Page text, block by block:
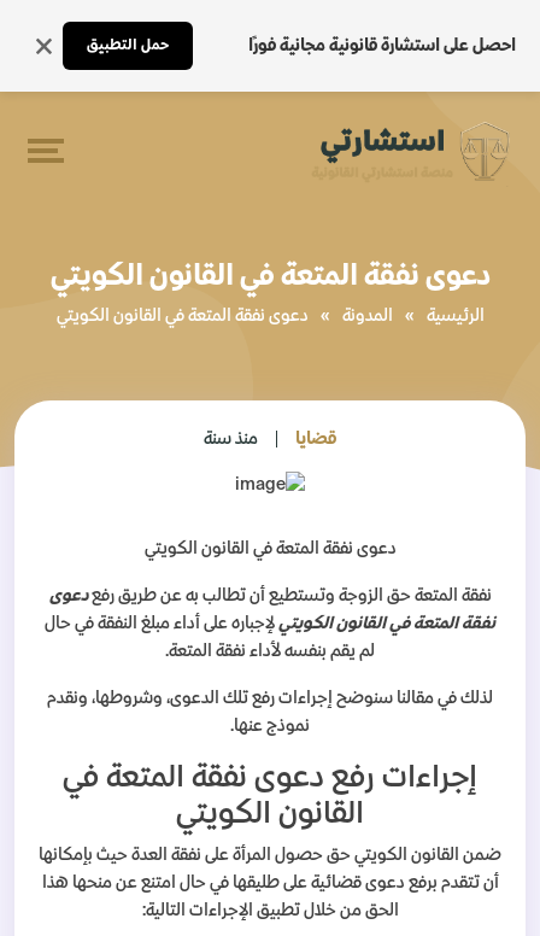
احصل على استشارة قانونية مجانية فورًا حمل التطبيق
دعوى نفقة المتعة في القانون الكويتي
الرئيسية » المدونة » دعوى نفقة المتعة في القانون الكويتي
قضايا منذ سنة
دعوى نفقة المتعة في القانون الكويتي
نفقة المتعة حق الزوجة وتستطيع أن تطالب به عن طريق رفعدعوى
نفقة المتعة في القانون الكويتي لإجباره على أداء مبلغ النفقة في حال
لم يقم بنفسه لأداء نفقة المتعة.
لذلك في مقالنا سنوضح إجراءات رفع تلك الدعوى، وشروطها، ونقدم
نموذج عنها.
إجراءات رفع دعوى نفقة المتعة في
القانون الكويتي
ضمن القانون الكويتي حق حصول المرأة على نفقة العدة حيث بإمكانها
أن تتقدم برفع دعوى قضائية على طليقها في حال امتنع عن منحها هذا
الحق من خلال تطبيق الإجراءات التالية: